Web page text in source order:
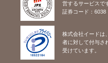
営するサービスで
証券コード：6038
株式会社イードは
者に対して付与さ
受けています。